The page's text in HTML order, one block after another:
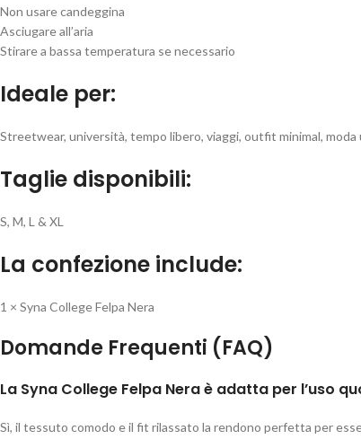
Non usare candeggina
Asciugare all’aria
Stirare a bassa temperatura se necessario
Ideale per:
Streetwear, università, tempo libero, viaggi, outfit minimal, moda
Taglie disponibili:
S, M, L & XL
La confezione include:
1 × Syna College Felpa Nera
Domande Frequenti (FAQ)
La Syna College Felpa Nera è adatta per l’uso
Sì, il tessuto comodo e il fit rilassato la rendono perfetta per